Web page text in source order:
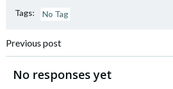
Tags: No Tag
Navigazione
articoli
Previous post
No responses yet